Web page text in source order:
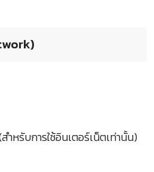
ำหรับการใช้อินเตอร์เน็ตเท่านั้น)